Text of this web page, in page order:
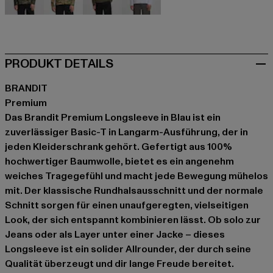
PRODUKT DETAILS
BRANDIT
Premium
Das Brandit Premium Longsleeve in Blau ist ein
zuverlässiger Basic-T in Langarm-Ausführung, der in
jeden Kleiderschrank gehört. Gefertigt aus 100%
hochwertiger Baumwolle, bietet es ein angenehm
weiches Tragegefühl und macht jede Bewegung mühelos
mit. Der klassische Rundhalsausschnitt und der normale
Schnitt sorgen für einen unaufgeregten, vielseitigen
Look, der sich entspannt kombinieren lässt. Ob solo zur
Jeans oder als Layer unter einer Jacke – dieses
Longsleeve ist ein solider Allrounder, der durch seine
Qualität überzeugt und dir lange Freude bereitet.